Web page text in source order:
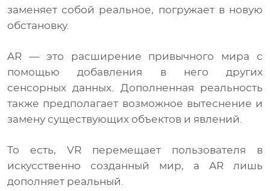
заменяет собой реальное, погружает в новую
обстановку.
AR — это расширение привычного мира с
помощью добавления в него других
сенсорных данных. Дополненная реальность
также предполагает возможное вытеснение и
замену существующих объектов и явлений.
То есть, VR перемещает пользователя в
искусственно созданный мир, а AR лишь
дополняет реальный.